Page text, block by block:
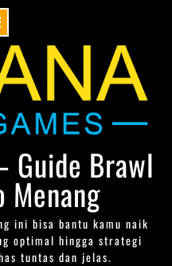
Guide Brawl
ini bisa bantu kamu naik
optimal hingga strategi
tuntas dan jelas.